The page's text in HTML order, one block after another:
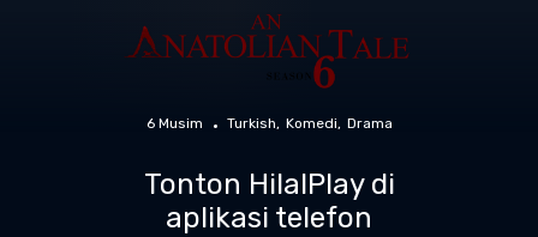
6 Musim Turkish Komedi Drama
Tonton HilalPlay di
aplikasi telefon